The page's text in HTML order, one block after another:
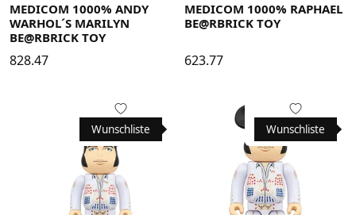
MEDICOM 1000% ANDY
WARHOL´S MARILYN
BE@RBRICK TOY
828.47
MEDICOM 1000% RAPHAEL
BE@RBRICK TOY
623.77
Wunschliste Wunschliste